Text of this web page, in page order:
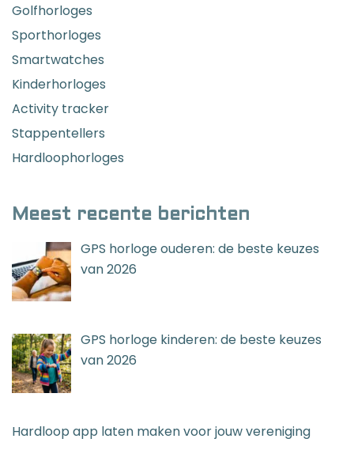
Golfhorloges
Sporthorloges
Smartwatches
Kinderhorloges
Activity tracker
Stappentellers
Hardloophorloges
Meest recente berichten
GPS horloge ouderen: de beste keuzes
van 2026
GPS horloge kinderen: de beste keuzes
van 2026
Hardloop app laten maken voor jouw vereniging